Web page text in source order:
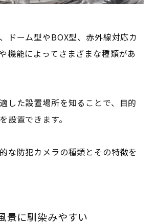
ドーム型やBOX型、赤外線対応カ
機能によってさまざまな種類があ
した設置場所を知ることで、目的
設置できます。
な防犯カメラの種類とその特徴を
景に馴染みやすい